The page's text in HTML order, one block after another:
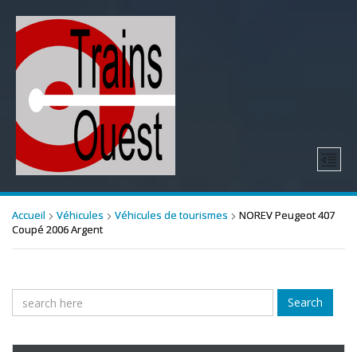
Accueil Véhicules Véhicules de tourismes
NOREV Peugeot 407
Coupé 2006 Argent
Search